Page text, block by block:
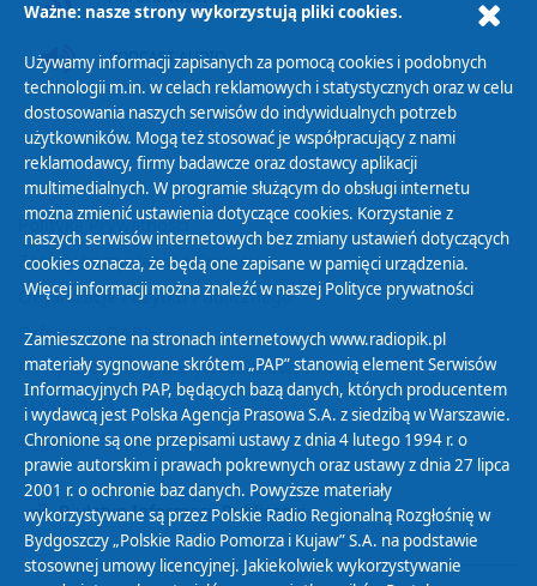
PODCAST AUDIO
Polityka Prywatności
Zasady korzystania z Serwisu
Organizacje Pożytku Publicznego
Cyfryzacja DAB+
Polityka ochrony danych osobowych
Abonament
Zamówienia publiczne
Biuletyn Informacji Publicznej
Ważne: nasze strony wykorzystują pliki cookies.
Używamy informacji zapisanych za pomocą cookies i podobnych
technologii m.in. w celach reklamowych i statystycznych oraz w celu
dostosowania naszych serwisów do indywidualnych potrzeb
użytkowników. Mogą też stosować je współpracujący z nami
reklamodawcy, firmy badawcze oraz dostawcy aplikacji
multimedialnych. W programie służącym do obsługi internetu
można zmienić ustawienia dotyczące cookies. Korzystanie z
naszych serwisów internetowych bez zmiany ustawień dotyczących
cookies oznacza, że będą one zapisane w pamięci urządzenia.
Więcej informacji można znaleźć w naszej Polityce prywatności
Zamieszczone na stronach internetowych www.radiopik.pl
materiały sygnowane skrótem „PAP” stanowią element Serwisów
Informacyjnych PAP, będących bazą danych, których producentem
i wydawcą jest Polska Agencja Prasowa S.A. z siedzibą w Warszawie.
Chronione są one przepisami ustawy z dnia 4 lutego 1994 r. o
prawie autorskim i prawach pokrewnych oraz ustawy z dnia 27 lipca
2001 r. o ochronie baz danych. Powyższe materiały
wykorzystywane są przez Polskie Radio Regionalną Rozgłośnię w
Bydgoszczy „Polskie Radio Pomorza i Kujaw” S.A. na podstawie
stosownej umowy licencyjnej. Jakiekolwiek wykorzystywanie